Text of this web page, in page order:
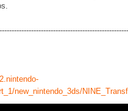
new_nintendo_3ds/